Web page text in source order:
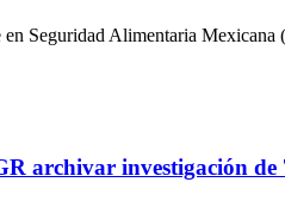
Seguridad Alimentaria Mexicana
archivar investigación